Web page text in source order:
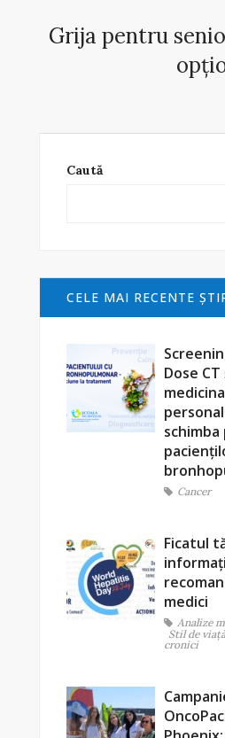
Grija pentru
Caută
CELE MAI RECENTE
Dose
medicina
Cancer
Ficatul
medici
Analize
Stil de
cronici